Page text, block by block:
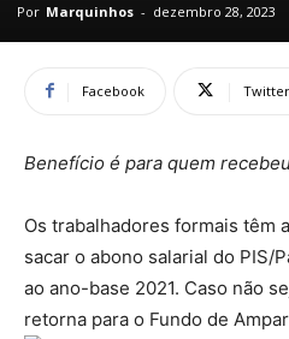
Por Marquinhos - dezembro 28, 2023
Facebook Twitter
Benefício é para quem
Os trabalhadores formais têm
sacar o abono salarial do PIS/
ao ano-base 2021. Caso não
retorna para o Fundo de